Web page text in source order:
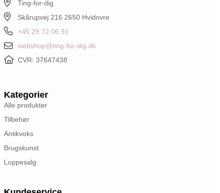
Ting-for-dig
Skårupvej 216 2650 Hvidovre
+45 29 72 06 91
webshop@ting-for-dig.dk
CVR: 37647438
Kategorier
Alle produkter
Tilbehør
Antikvoks
Brugskunst
Loppesalg